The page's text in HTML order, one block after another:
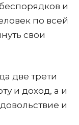
и
по всей
свои
две трети
и доход, а и
и